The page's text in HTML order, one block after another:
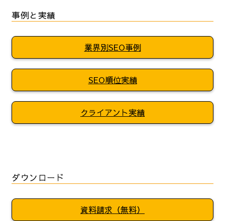
事例と実績
業界別SEO事例
SEO順位実績
クライアント実績
ダウンロード
資料請求（無料）